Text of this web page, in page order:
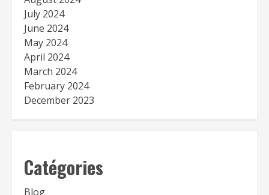
July 2024
June 2024
May 2024
April 2024
March 2024
February 2024
December 2023
Catégories
Blog